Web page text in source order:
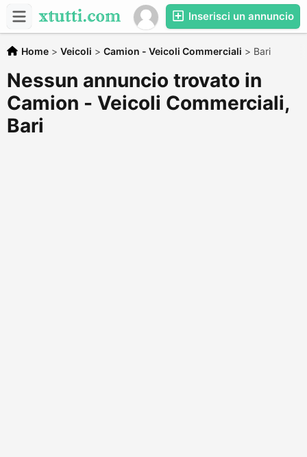
Inserisci un annuncio
Home > Veicoli > Camion - Veicoli Commerciali > Bari
Nessun annuncio trovato in
Camion - Veicoli Commerciali,
Bari